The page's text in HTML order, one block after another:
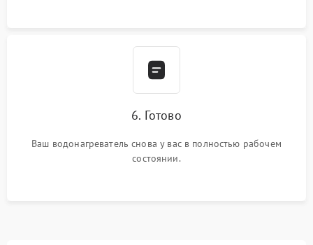
6. Готово
Ваш водонагреватель снова у вас в полностью рабочем
состоянии.